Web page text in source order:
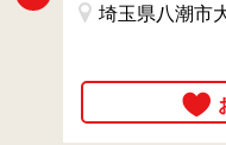
埼玉県八潮市